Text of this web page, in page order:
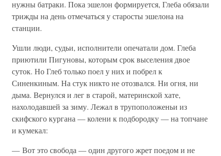
нужны батраки. Пока эшелон формируется, Глеба обязали
трижды на день отмечаться у старосты эшелона на
станции.
Ушли люди, судьи, исполнители опечатали дом. Глеба
приютили Пигуновы, которым срок выселения двое
суток. Но Глеб только поел у них и побрел к
Синенкиным. На стук никто не отозвался. Ни огня, ни
дыма. Вернулся и лег в старой, материнской хате,
нахолодавшей за зиму. Лежал в трупоположеньи из
скифского кургана — колени к подбородку — на топчане
и кумекал:
— Вот это свобода — один другого жрет поедом и не